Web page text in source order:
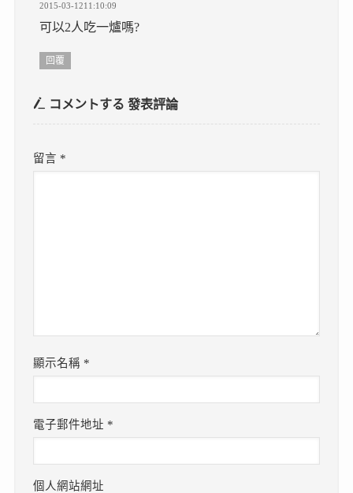
2015-03-1211:10:09
可以2人吃一爐嗎?
回覆
コメントする發表評論
留言 *
顯示名稱 *
電子郵件地址 *
個人網站網址